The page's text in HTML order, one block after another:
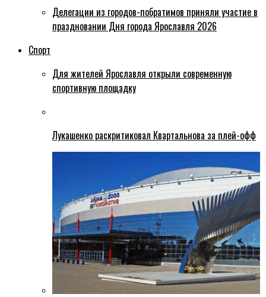
Делегации из городов-побратимов приняли участие в
праздновании Дня города Ярославля 2026
Спорт
Для жителей Ярославля открыли современную
спортивную площадку
Лукашенко раскритиковал Квартальнова за плей-офф